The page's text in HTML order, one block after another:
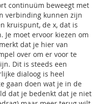
continuüm beweegt met
verbinding kunnen zijn
kruispunt, de x, dat is
Je moet ervoor kiezen om
dat je hier van
over om er voor te
Dit is steeds een
dialoog is heel
gaan doen wat je in de
dat je bedenkt dat je niet